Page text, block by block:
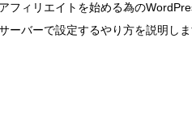
フィリエイトを始める為の
ーバーで設定するやり方を説明し